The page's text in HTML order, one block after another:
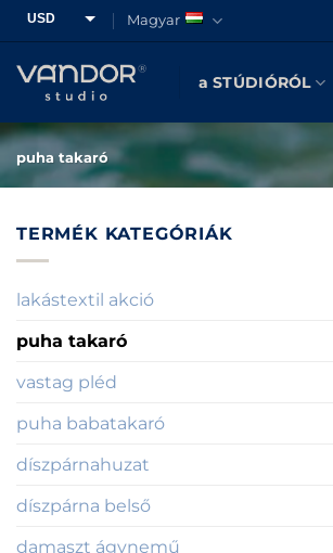
Skip
to
content
USD
EUR
GBP
CAD
Magyar
a STÚDIÓRÓL
puha takaró
TERMÉK KATEGÓRIÁK
lakástextil akció
puha takaró
vastag pléd
puha babatakaró
díszpárnahuzat
díszpárna belső
damaszt ágynemű